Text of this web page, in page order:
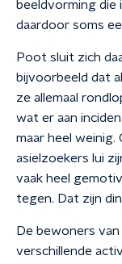
beeldvorming die
daardoor soms
Poot sluit zich
bijvoorbeeld dat
ze allemaal
wat er aan
maar heel
asielzoekers lui
vaak heel
tegen. Dat zijn
De bewoners
verschillende